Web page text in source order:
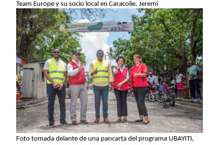
Team Europe y su socio local en Caracolie, Jeremi
Foto tomada delante de una pancarta del programa UBAYITI,